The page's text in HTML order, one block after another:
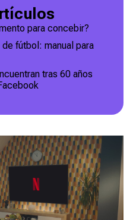
para concebir?
fútbol: manual para
tras 60 años